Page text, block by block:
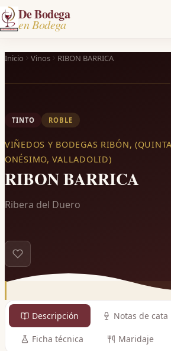
De Bodega
en Bodega
Inicio Vinos RIBON BARRICA
TINTO ROBLE
VIÑEDOS Y BODEGAS RIBÓN,
ONÉSIMO, VALLADOLID)
RIBON BARRICA
Ribera del Duero
Descripción Notas de cata
Ficha técnica Maridaje